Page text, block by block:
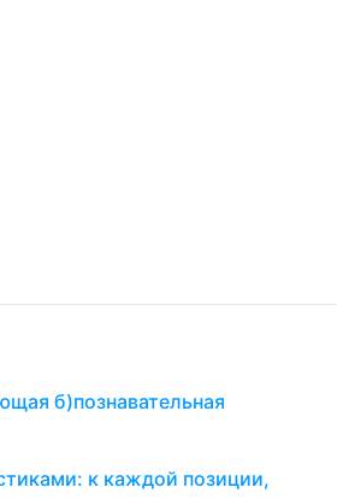
б)познавательная
к каждой позиции,